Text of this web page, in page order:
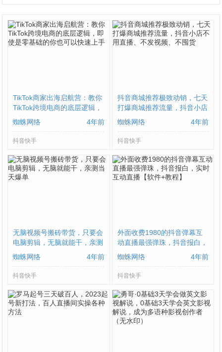
TikTok商家出海启航营：教你
TikTok跨境电商的底层逻辑，
即使是零基础的你也可以快速
上手
蜘蛛网络 4年前
抖音快手
抖音商城推荐极致动销，七天
打爆商城推荐流量，抖音小店
不用直播、不发视频、不囤货
蜘蛛网络 4年前
抖音快手
无脑视频号搬砖带货，只要会
电脑剪辑，无脑就能干，亲测
当天爆单
蜘蛛网络 4年前
抖音快手
外面收费1980的抖音弹幕互
动直播最强弹珠，抖音报白，
实时互动直播【软件+教程】
蜘蛛网络 4年前
抖音快手